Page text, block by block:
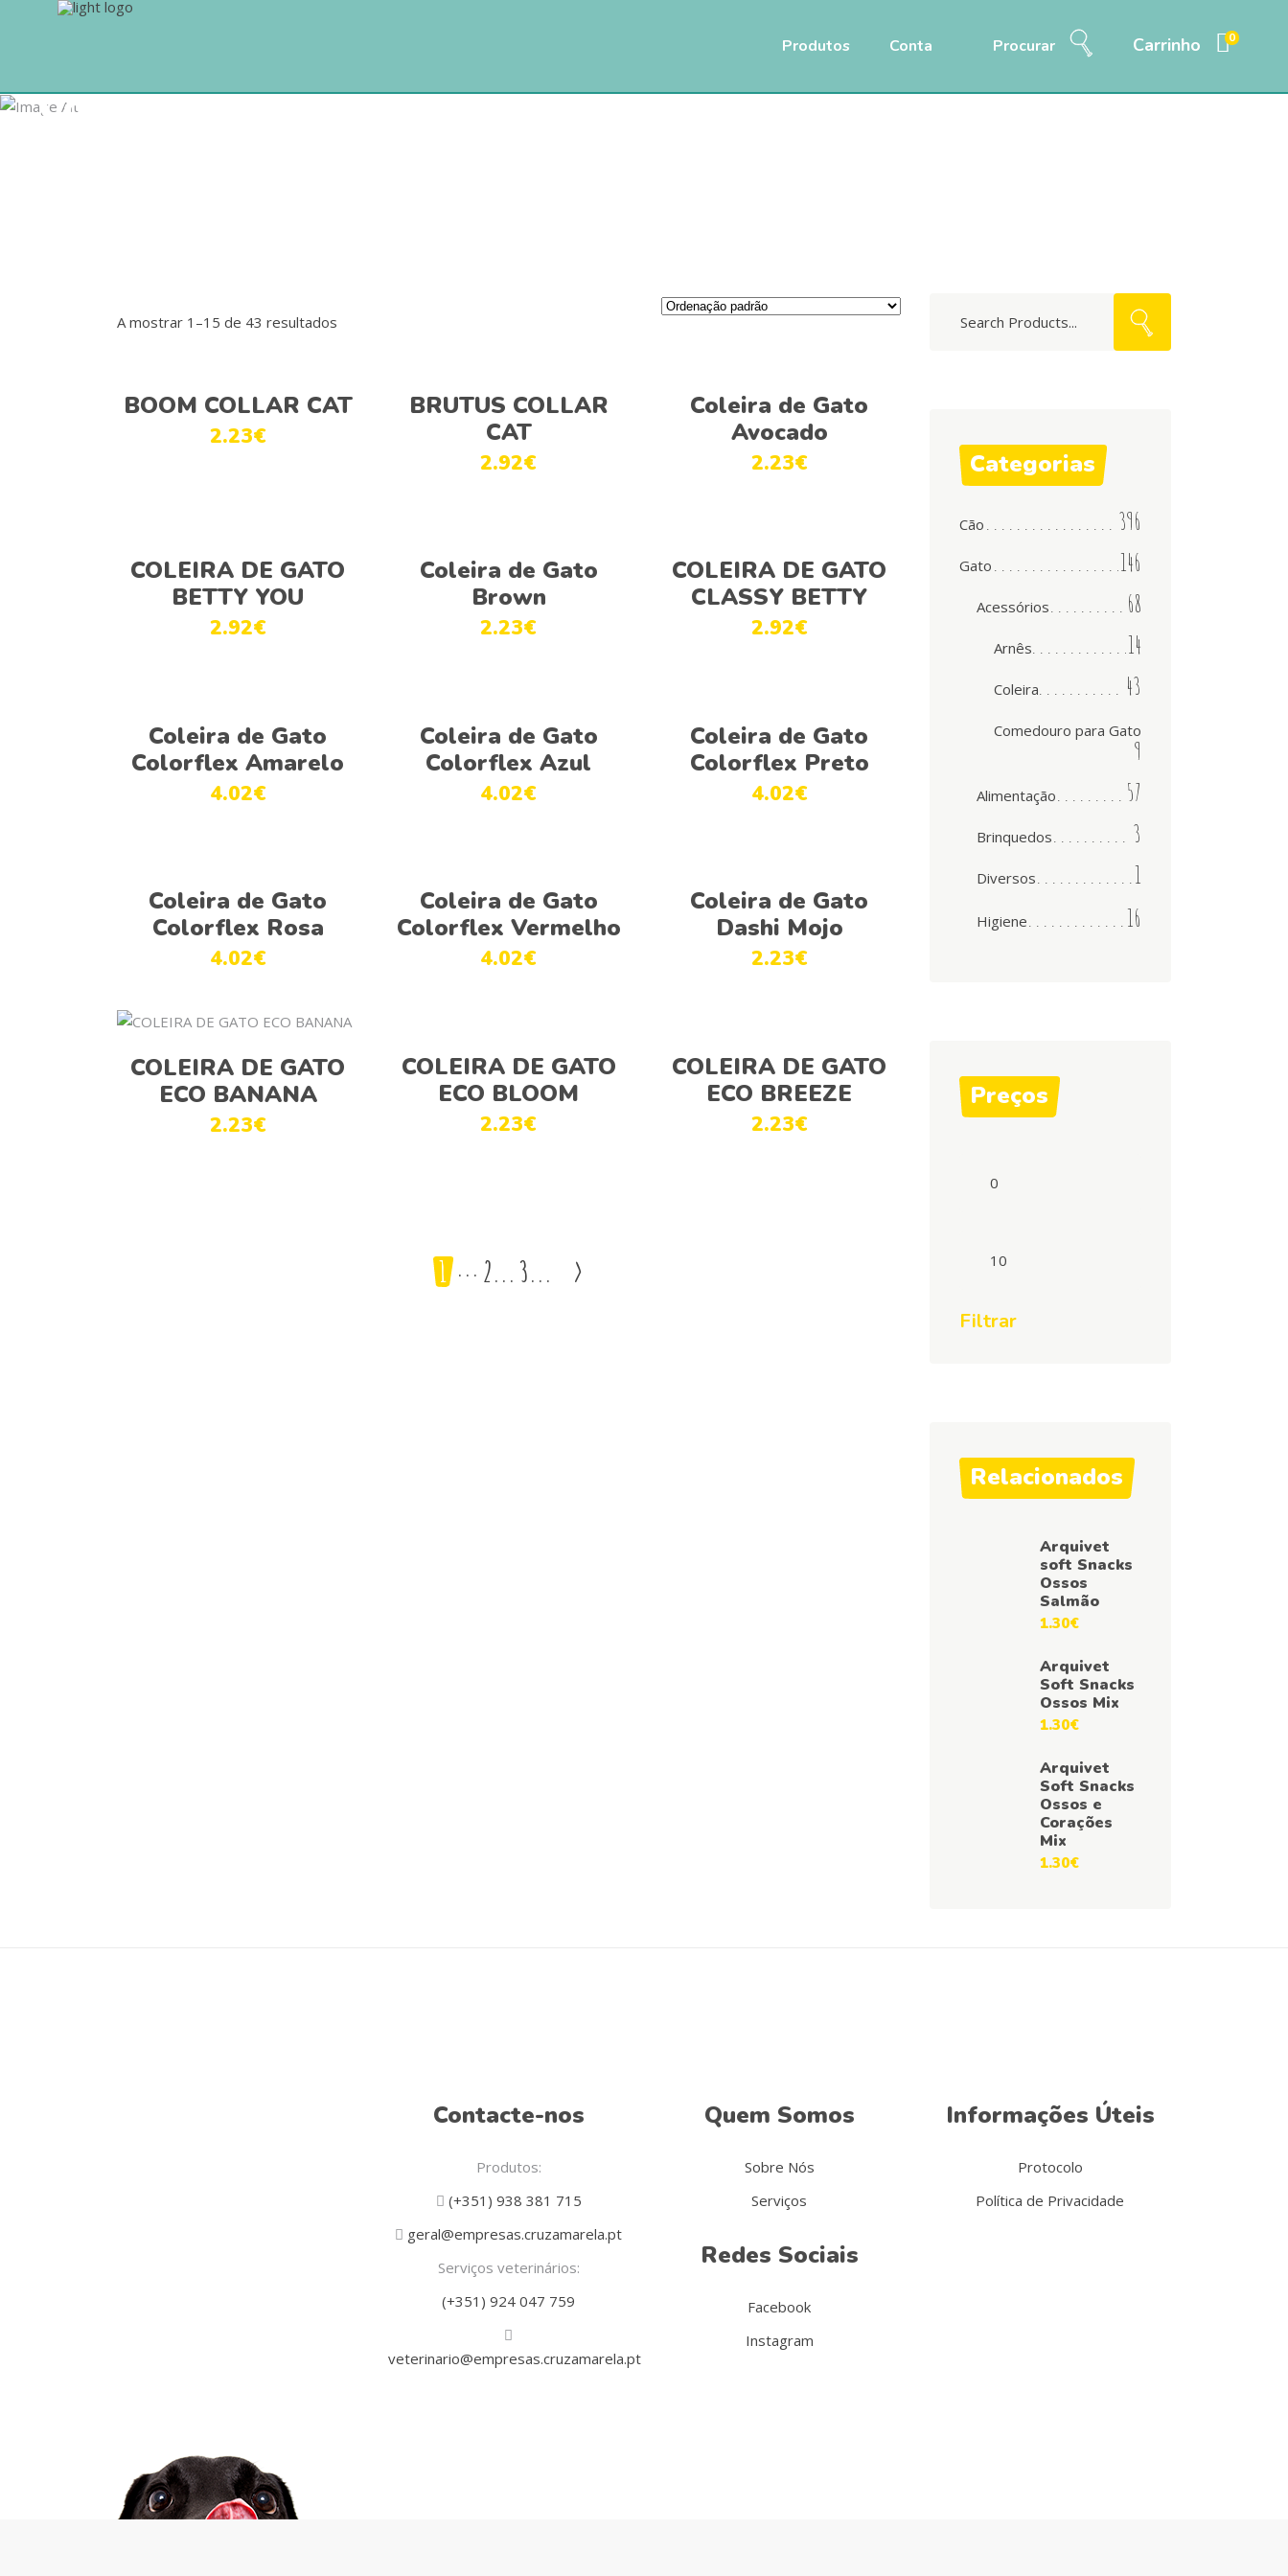
Produtos Conta Procurar Carrinho 0
Coleira
A mostrar 1–15 de 43 resultados
Adicionar
BOOM COLLAR CAT
2.23€
Adicionar
BRUTUS COLLAR
CAT
2.92€
Ver opções
Coleira de Gato
Avocado
2.23€
Ver opções
COLEIRA DE GATO
BETTY YOU
2.92€
Ver opções
Coleira de Gato
Brown
2.23€
Adicionar
COLEIRA DE GATO
CLASSY BETTY
2.92€
Ver opções
Coleira de Gato
Colorflex Amarelo
4.02€
Ver opções
Coleira de Gato
Colorflex Azul
4.02€
Ver opções
Coleira de Gato
Colorflex Preto
4.02€
Ver opções
Coleira de Gato
Colorflex Rosa
4.02€
Ver opções
Coleira de Gato
Colorflex Vermelho
4.02€
Ver opções
Coleira de Gato
Dashi Mojo
2.23€
COLEIRA DE GATO
ECO BANANA
2.23€
Ver opções
COLEIRA DE GATO
ECO BLOOM
2.23€
Ver opções
COLEIRA DE GATO
ECO BREEZE
2.23€
1 2 3 >
Categorias
Cão 396
Gato 146
Acessórios 68
Arnês 14
Coleira 43
Comedouro para Gato
9
Alimentação 57
Brinquedos 3
Diversos 1
Higiene 16
Preços
mínimo
máximo
Filtrar
Relacionados
Arquivet
soft Snacks
Ossos
Salmão
1.30€
Arquivet
Soft Snacks
Ossos Mix
1.30€
Arquivet
Soft Snacks
Ossos e
Corações
Mix
1.30€
Contacte-nos
Produtos:
(+351) 938 381 715
geral@empresas.cruzamarela.pt
Serviços veterinários:
(+351) 924 047 759
veterinario@empresas.cruzamarela.pt
Quem Somos
Sobre Nós
Serviços
Redes Sociais
Facebook
Instagram
Informações Úteis
Protocolo
Política de Privacidade